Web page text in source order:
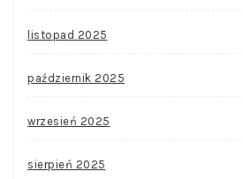
listopad 2025
październik 2025
wrzesień 2025
sierpień 2025